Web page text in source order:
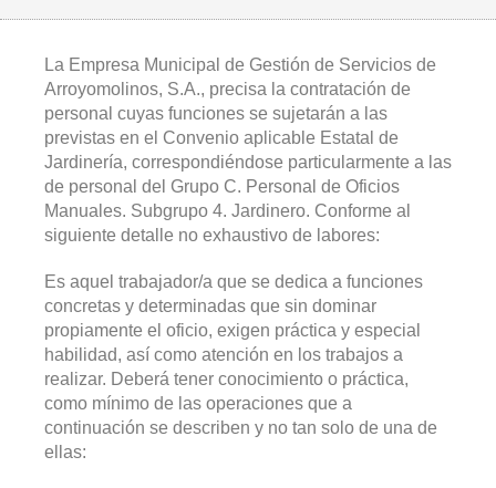
La Empresa Municipal de Gestión de Servicios de
Arroyomolinos, S.A., precisa la contratación de
personal cuyas funciones se sujetarán a las
previstas en el Convenio aplicable Estatal de
Jardinería, correspondiéndose particularmente a las
de personal del Grupo C. Personal de Oficios
Manuales. Subgrupo 4. Jardinero. Conforme al
siguiente detalle no exhaustivo de labores:
Es aquel trabajador/a que se dedica a funciones
concretas y determinadas que sin dominar
propiamente el oficio, exigen práctica y especial
habilidad, así como atención en los trabajos a
realizar. Deberá tener conocimiento o práctica,
como mínimo de las operaciones que a
continuación se describen y no tan solo de una de
ellas: